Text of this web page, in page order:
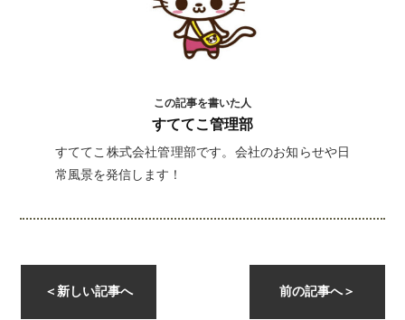
この記事を書いた人
すててこ管理部
すててこ株式会社管理部です。会社のお知らせや日
常風景を発信します！
前の記事へ＞
＜ 新しい記事へ